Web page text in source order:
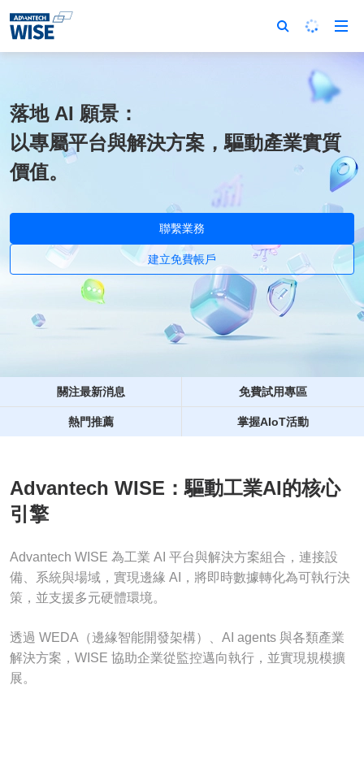
落地 AI 願景：
以專屬平台與解決方案，驅動產業實質
價值。
聯繫業務
建立免費帳戶
關注最新消息 免費試用專區
熱門推薦 掌握AIoT活動
Advantech WISE：驅動工業AI的核心
引擎
Advantech WISE 為工業 AI 平台與解決方案組合，連接設
備、系統與場域，實現邊緣 AI，將即時數據轉化為可執行決
策，並支援多元硬體環境。
透過 WEDA（邊緣智能開發架構）、AI agents 與各類產業
解決方案，WISE 協助企業從監控邁向執行，並實現規模擴
展。